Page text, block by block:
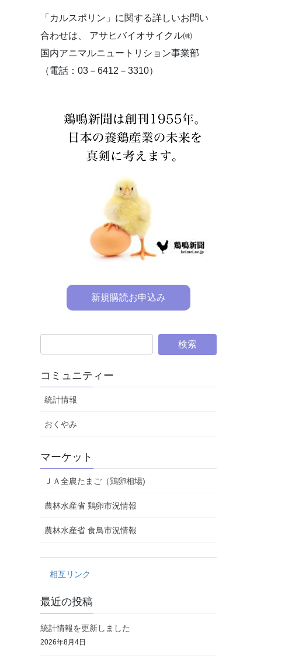
「カルスポリン」に関する詳しいお問い
合わせは、 アサヒバイオサイクル㈱
国内アニマルニュートリション事業部
（電話：03－6412－3310）
新規購読お申込み
コミュニティー
統計情報
おくやみ
マーケット
ＪＡ全農たまご（鶏卵相場)
農林水産省 鶏卵市況情報
農林水産省 食鳥市況情報
相互リンク
最近の投稿
統計情報を更新しました
2026年8月4日